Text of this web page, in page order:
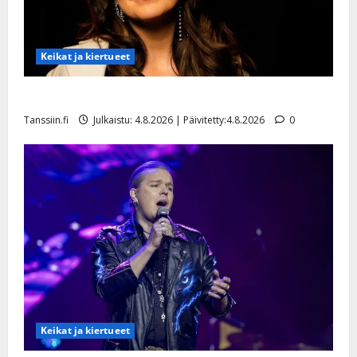
Keikat ja kiertueet
Tanssiin.fi Julkaistu: 4.8.2026 | Päivitetty:4.8.2026 0
Keikat ja kiertueet